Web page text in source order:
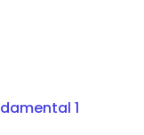
1